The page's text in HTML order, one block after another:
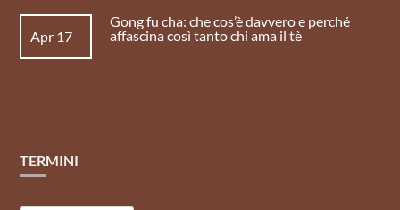
Gong fu cha: che cos’è davvero e perché
affascina così tanto chi ama il tè
Apr 17
TERMINI